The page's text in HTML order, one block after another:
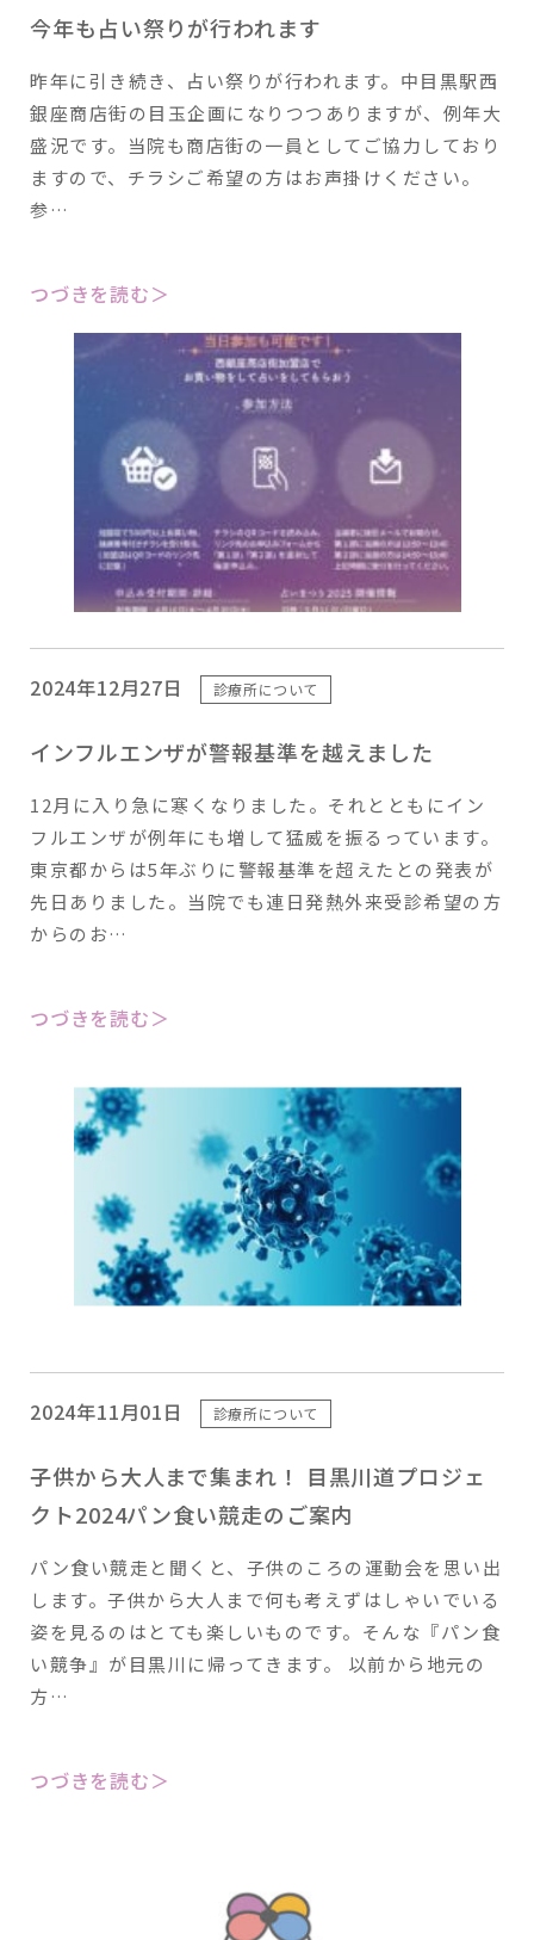
今年も占い祭りが行われます
昨年に引き続き、占い祭りが行われます。中目黒駅西
銀座商店街の目玉企画になりつつありますが、例年大
盛況です。当院も商店街の一員としてご協力しており
ますので、チラシご希望の方はお声掛けください。
参…
つづきを読む＞
2024年12月27日 診療所について
インフルエンザが警報基準を越えました
12月に入り急に寒くなりました。それとともにイン
フルエンザが例年にも増して猛威を振るっています。
東京都からは5年ぶりに警報基準を超えたとの発表が
先日ありました。当院でも連日発熱外来受診希望の方
からのお…
つづきを読む＞
2024年11月01日 診療所について
子供から大人まで集まれ！ 目黒川道プロジェ
クト2024パン食い競走のご案内
パン食い競走と聞くと、子供のころの運動会を思い出
します。子供から大人まで何も考えずはしゃいでいる
姿を見るのはとても楽しいものです。そんな『パン食
い競争』が目黒川に帰ってきます。 以前から地元の
方…
つづきを読む＞